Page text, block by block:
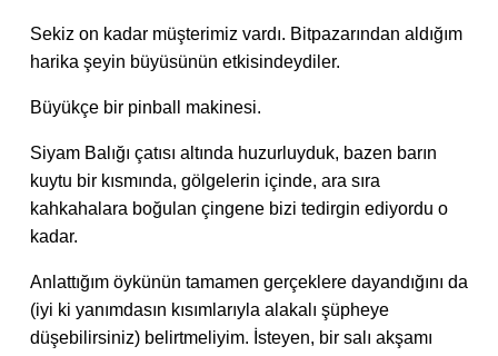
Sekiz on kadar müşterimiz vardı. Bitpazarından aldığım
harika şeyin büyüsünün etkisindeydiler.
Büyükçe bir pinball makinesi.
Siyam Balığı çatısı altında huzurluyduk, bazen barın
kuytu bir kısmında, gölgelerin içinde, ara sıra
kahkahalara boğulan çingene bizi tedirgin ediyordu o
kadar.
Anlattığım öykünün tamamen gerçeklere dayandığını da
(iyi ki yanımdasın kısımlarıyla alakalı şüpheye
düşebilirsiniz) belirtmeliyim. İsteyen, bir salı akşamı